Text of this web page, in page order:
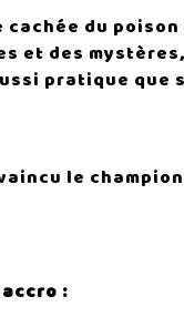
du poison
et des
pratique que
le
: